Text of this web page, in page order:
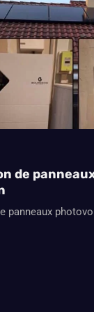
de
panneaux